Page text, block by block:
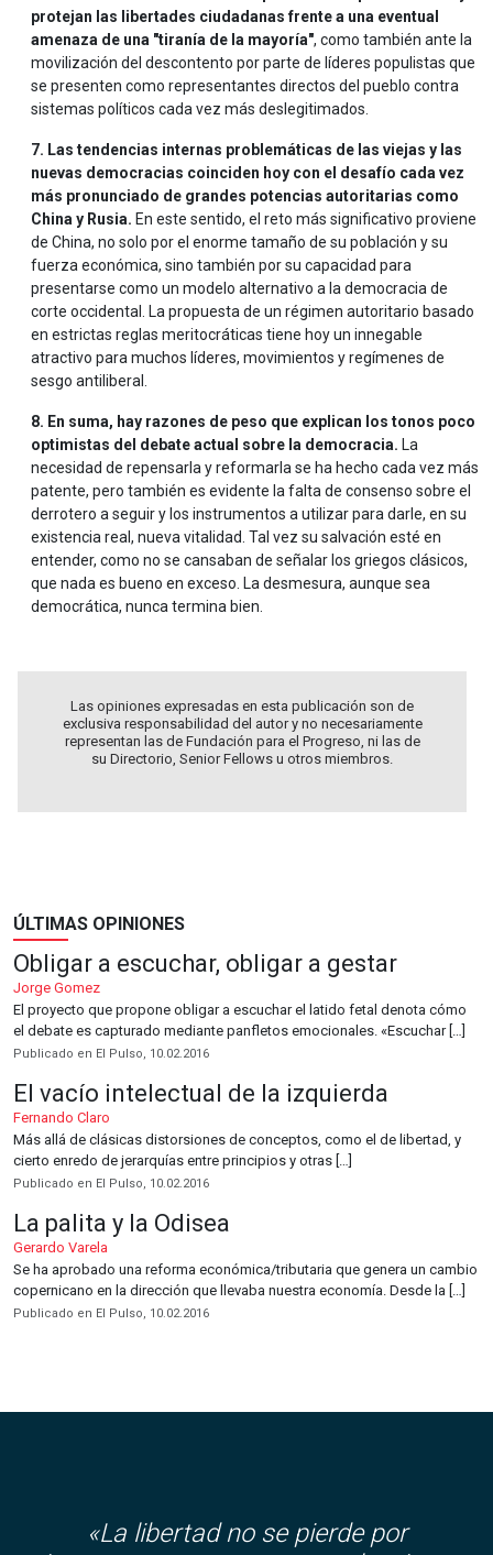
protejan las libertades ciudadanas frente a una eventual
amenaza de una "tiranía de la mayoría", como también ante la
movilización del descontento por parte de líderes populistas que
se presenten como representantes directos del pueblo contra
sistemas políticos cada vez más deslegitimados.
7. Las tendencias internas problemáticas de las viejas y las
nuevas democracias coinciden hoy con el desafío cada vez
más pronunciado de grandes potencias autoritarias como
China y Rusia. En este sentido, el reto más significativo proviene
de China, no solo por el enorme tamaño de su población y su
fuerza económica, sino también por su capacidad para
presentarse como un modelo alternativo a la democracia de
corte occidental. La propuesta de un régimen autoritario basado
en estrictas reglas meritocráticas tiene hoy un innegable
atractivo para muchos líderes, movimientos y regímenes de
sesgo antiliberal.
8. En suma, hay razones de peso que explican los tonos poco
optimistas del debate actual sobre la democracia. La
necesidad de repensarla y reformarla se ha hecho cada vez más
patente, pero también es evidente la falta de consenso sobre el
derrotero a seguir y los instrumentos a utilizar para darle, en su
existencia real, nueva vitalidad. Tal vez su salvación esté en
entender, como no se cansaban de señalar los griegos clásicos,
que nada es bueno en exceso. La desmesura, aunque sea
democrática, nunca termina bien.
Las opiniones expresadas en esta publicación son de
exclusiva responsabilidad del autor y no necesariamente
representan las de Fundación para el Progreso, ni las de
su Directorio, Senior Fellows u otros miembros.
ÚLTIMAS OPINIONES
Obligar a escuchar, obligar a gestar
Jorge Gomez
El proyecto que propone obligar a escuchar el latido fetal denota cómo
el debate es capturado mediante panfletos emocionales. «Escuchar […]
Publicado en El Pulso, 10.02.2016
El vacío intelectual de la izquierda
Fernando Claro
Más allá de clásicas distorsiones de conceptos, como el de libertad, y
cierto enredo de jerarquías entre principios y otras […]
Publicado en El Pulso, 10.02.2016
La palita y la Odisea
Gerardo Varela
Se ha aprobado una reforma económica/tributaria que genera un cambio
copernicano en la dirección que llevaba nuestra economía. Desde la […]
Publicado en El Pulso, 10.02.2016
«La libertad no se pierde por